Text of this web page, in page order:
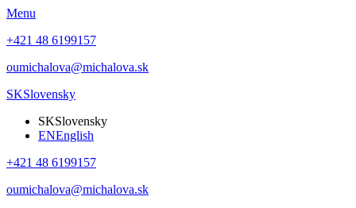
Menu
+421 48 6199157
oumichalova@michalova.sk
SKSlovensky
SKSlovensky
ENEnglish
+421 48 6199157
oumichalova@michalova.sk